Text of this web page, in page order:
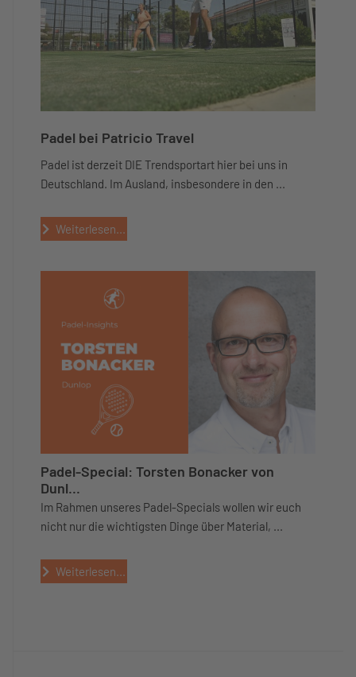
Padel bei Patricio Travel
Padel ist derzeit DIE Trendsportart hier bei uns in
Deutschland. Im Ausland, insbesondere in den ...
Weiterlesen...
Padel-Special: Torsten Bonacker von
Dunl...
Im Rahmen unseres Padel-Specials wollen wir euch
nicht nur die wichtigsten Dinge über Material, ...
Weiterlesen...